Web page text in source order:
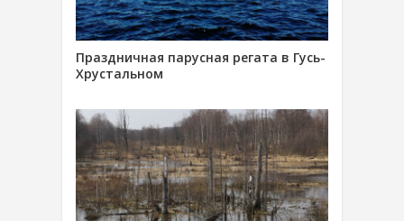
Праздничная парусная регата в Гусь-
Хрустальном